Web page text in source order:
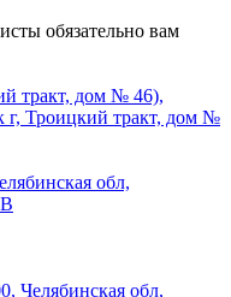
обязательно вам
тракт, дом № 46),
г, Троицкий тракт, дом №
обл,
Челябинская обл,